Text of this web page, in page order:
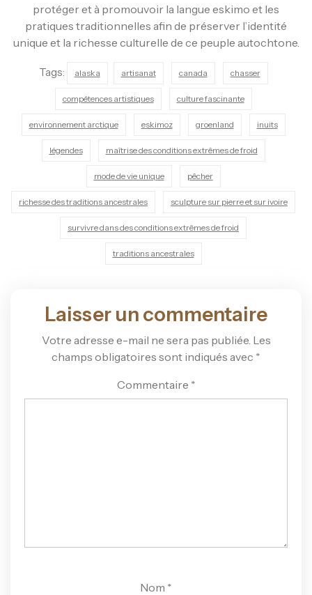
protéger et à promouvoir la langue eskimo et les
pratiques traditionnelles afin de préserver l’identité
unique et la richesse culturelle de ce peuple autochtone.
Tags: alaska artisanat canada chasser
compétences artistiques culture fascinante
environnement arctique eskimoz groenland inuits
légendes maîtrise des conditions extrêmes de froid
mode de vie unique pêcher
richesse des traditions ancestrales sculpture sur pierre et sur ivoire
survivre dans des conditions extrêmes de froid
traditions ancestrales
Laisser un commentaire
Votre adresse e-mail ne sera pas publiée. Les
champs obligatoires sont indiqués avec *
Commentaire *
Nom *